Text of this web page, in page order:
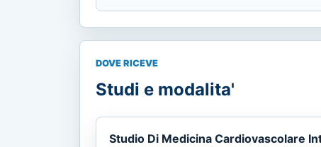
DOVE RICEVE
Studi e modalita'
Studio Di Medicina Cardiovascolare